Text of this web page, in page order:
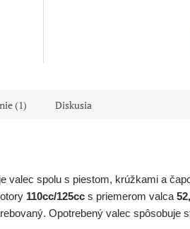
(1) Diskusia
valec spolu s piestom, krúžkami a
110cc/125cc s priemerom valca
Opotrebený valec spôsobuje